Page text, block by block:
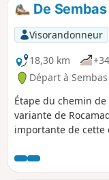
De
Visorandonneur
18,30 km
Départ à
Étape du chemin
variante de
importante de cette
bitumé, mieux